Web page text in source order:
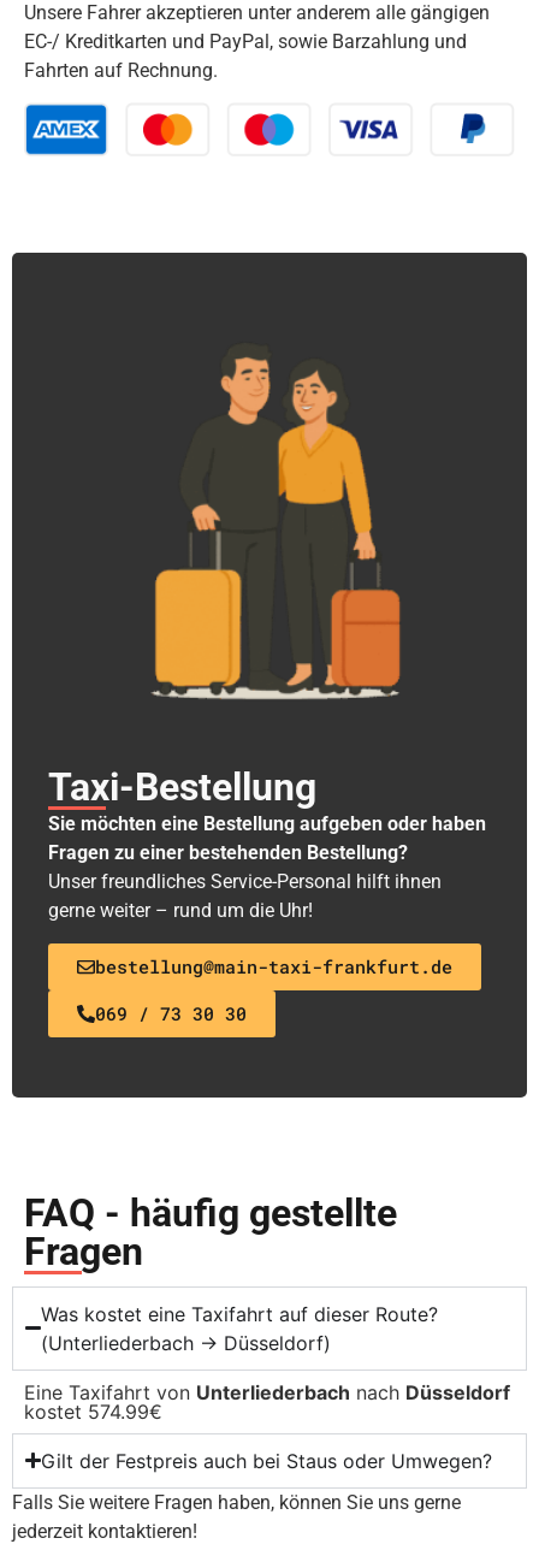
Unsere Fahrer akzeptieren unter anderem alle gängigen
EC-/ Kreditkarten und PayPal, sowie Barzahlung und
Fahrten auf Rechnung.
Taxi-Bestellung
Sie möchten eine Bestellung aufgeben oder haben
Fragen zu einer bestehenden Bestellung?
Unser freundliches Service-Personal hilft ihnen
gerne weiter – rund um die Uhr!
bestellung@main-taxi-frankfurt.de
069 / 73 30 30
FAQ - häufig gestellte
Fragen
Was kostet eine Taxifahrt auf dieser Route?
(Unterliederbach → Düsseldorf)
Eine Taxifahrt von Unterliederbach nach Düsseldorf
kostet 574.99€
Gilt der Festpreis auch bei Staus oder Umwegen?
Falls Sie weitere Fragen haben, können Sie uns gerne
jederzeit kontaktieren!